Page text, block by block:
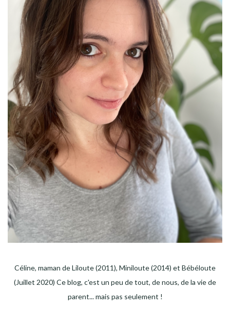
Céline, maman de Liloute (2011), Miniloute (2014) et Bébéloute
(Juillet 2020) Ce blog, c'est un peu de tout, de nous, de la vie de
parent... mais pas seulement !